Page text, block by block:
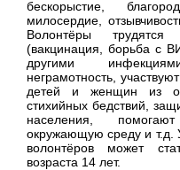
бескорыстие,
милосердие,
Волонтёры
(вакцинация, борьба с
другими
неграмотность,
детей и женщин из
стихийных бедствий,
населения,
окружающую среду и т.д.
волонтёров может